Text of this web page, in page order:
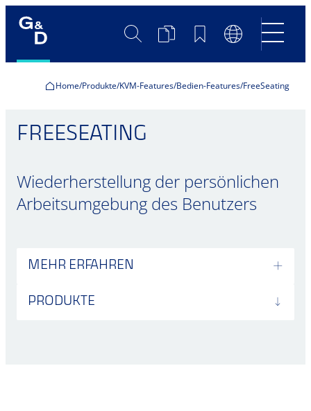
SucheProduktvergleich
Merkliste
Home Produkte KVM-Features Bedien-Features FreeSeating
FREESEATING
Wiederherstellung der persönlichen
Arbeitsumgebung des Benutzers
MEHR ERFAHREN
PRODUKTE